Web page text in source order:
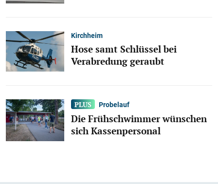
Kirchheim
Hose samt Schlüssel bei
Verabredung geraubt
Probelauf
Die Frühschwimmer wünschen
sich Kassenpersonal